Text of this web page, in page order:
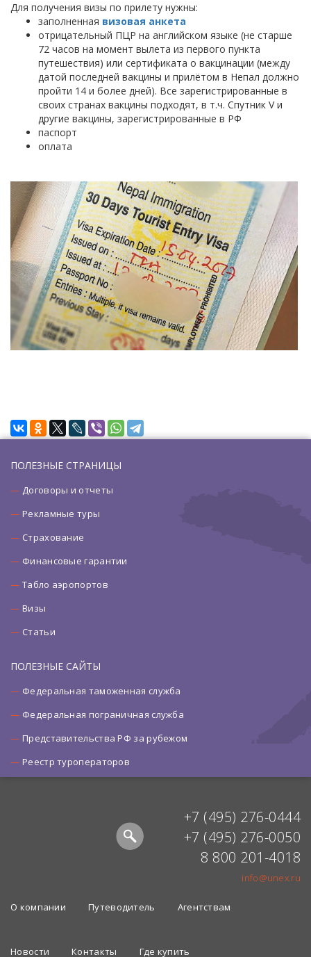
Для получения визы по прилету нужны:
заполненная визовая анкета
отрицательный ПЦР на английском языке (не старше
72 часов на момент вылета из первого пункта
путешествия) или сертификата о вакцинации (между
датой последней вакцины и прилётом в Непал должно
пройти 14 и более дней). Все зарегистрированные в
своих странах вакцины подходят, в т.ч. Спутник V и
другие вакцины, зарегистрированные в РФ
паспорт
оплата
ПОЛЕЗНЫЕ СТРАНИЦЫ
Договоры и отчеты
Рекламные туры
Страхование
Финансовые гарантии
Табло аэропортов
Визы
Статьи
ПОЛЕЗНЫЕ САЙТЫ
Федеральная таможенная служба
Федеральная пограничная служба
Представительства РФ за рубежом
Реестр туроператоров
+7 (495) 276-0444
+7 (495) 276-0050
8 800 201-4018
info@unex.ru
О компании Путеводитель Агентствам
Новости Контакты Где купить